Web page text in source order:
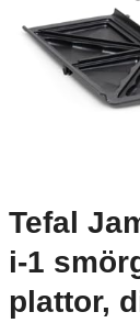
Tefal
i-1
plattor,